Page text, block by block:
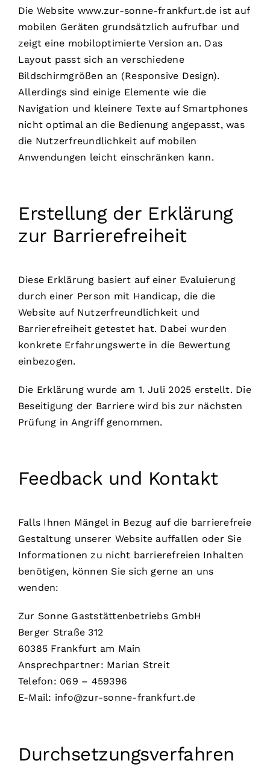
Die Website www.zur-sonne-frankfurt.de ist auf
mobilen Geräten grundsätzlich aufrufbar und
zeigt eine mobiloptimierte Version an. Das
Layout passt sich an verschiedene
Bildschirmgrößen an (Responsive Design).
Allerdings sind einige Elemente wie die
Navigation und kleinere Texte auf Smartphones
nicht optimal an die Bedienung angepasst, was
die Nutzerfreundlichkeit auf mobilen
Anwendungen leicht einschränken kann.
Erstellung der Erklärung
zur Barrierefreiheit
Diese Erklärung basiert auf einer Evaluierung
durch einer Person mit Handicap, die die
Website auf Nutzerfreundlichkeit und
Barrierefreiheit getestet hat. Dabei wurden
konkrete Erfahrungswerte in die Bewertung
einbezogen.
Die Erklärung wurde am 1. Juli 2025 erstellt. Die
Beseitigung der Barriere wird bis zur nächsten
Prüfung in Angriff genommen.
Feedback und Kontakt
Falls Ihnen Mängel in Bezug auf die barrierefreie
Gestaltung unserer Website auffallen oder Sie
Informationen zu nicht barrierefreien Inhalten
benötigen, können Sie sich gerne an uns
wenden:
Zur Sonne Gaststättenbetriebs GmbH
Berger Straße 312
60385 Frankfurt am Main
Ansprechpartner: Marian Streit
Telefon: 069 – 459396
E-Mail: info@zur-sonne-frankfurt.de
Durchsetzungsverfahren